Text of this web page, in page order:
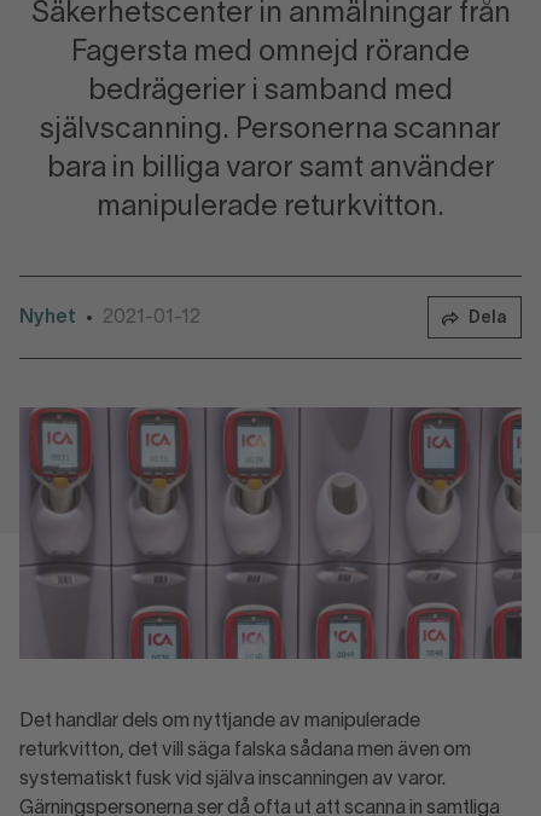
Säkerhetscenter in anmälningar från
Fagersta med omnejd rörande
bedrägerier i samband med
självscanning. Personerna scannar
bara in billiga varor samt använder
manipulerade returkvitton.
Nyhet • 2021-01-12 Dela
Det handlar dels om nyttjande av manipulerade
returkvitton, det vill säga falska sådana men även om
systematiskt fusk vid själva inscanningen av varor.
Gärningspersonerna ser då ofta ut att scanna in samtliga